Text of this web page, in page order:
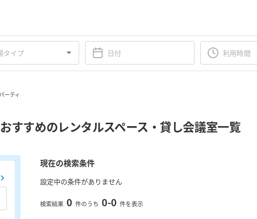
タイプ
パーティ
すすめのレンタルスペース・貸し会議室一覧
現在の検索条件
設定中の条件がありません
検索結果 0 件のうち 0-0 件を表示